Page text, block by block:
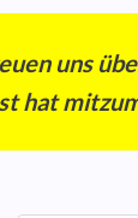
uns
hat